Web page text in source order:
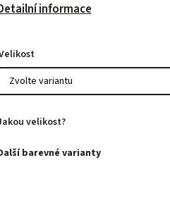
informace
velikost?